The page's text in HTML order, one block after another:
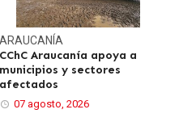
ARAUCANÍA
CChC Araucanía apoya a
municipios y sectores
afectados
07 agosto, 2026